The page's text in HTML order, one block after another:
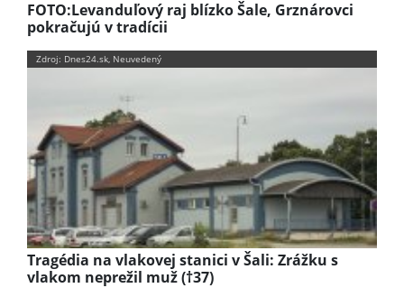
FOTO:Levanduľový raj blízko Šale, Grznárovci
pokračujú v tradícii
Zdroj: Dnes24.sk, Neuvedený
Tragédia na vlakovej stanici v Šali: Zrážku s
vlakom neprežil muž (†37)